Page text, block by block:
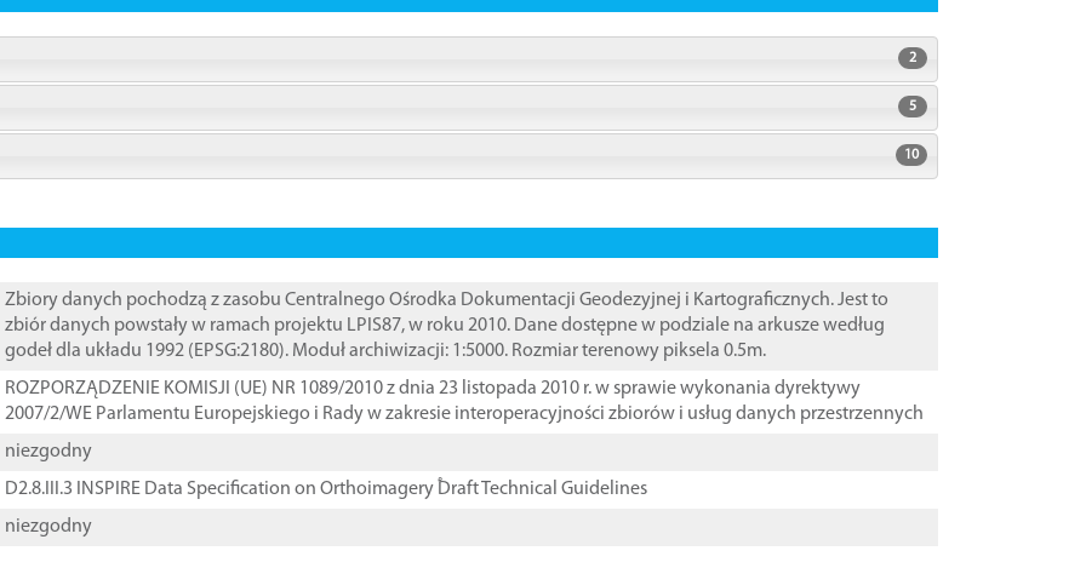
2
5
10
Zbiory danych pochodzą z zasobu Centralnego Ośrodka Dokumentacji Geodezyjnej i Kartograficznych. Jest to
zbiór danych powstały w ramach projektu LPIS87, w roku 2010. Dane dostępne w podziale na arkusze według
godeł dla układu 1992 (EPSG:2180). Moduł archiwizacji: 1:5000. Rozmiar terenowy piksela 0.5m.
ROZPORZĄDZENIE KOMISJI (UE) NR 1089/2010 z dnia 23 listopada 2010 r. w sprawie wykonania dyrektywy
2007/2/WE Parlamentu Europejskiego i Rady w zakresie interoperacyjności zbiorów i usług danych przestrzennych
niezgodny
D2.8.III.3 INSPIRE Data Specification on Orthoimagery ֠Draft Technical Guidelines
niezgodny